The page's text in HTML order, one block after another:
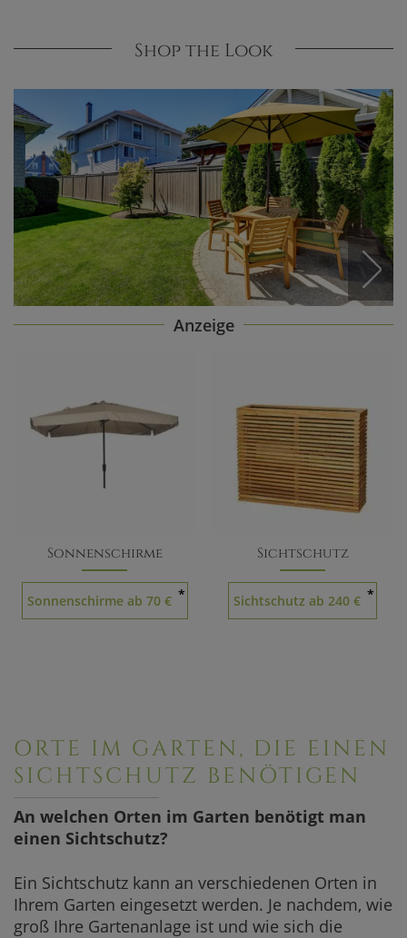
Shop the Look
Anzeige
Sonnenschirme
Sonnenschirme ab 70 € *
Sichtschutz
Sichtschutz ab 240 € *
ORTE IM GARTEN, DIE EINEN
SICHTSCHUTZ BENÖTIGEN
An welchen Orten im Garten benötigt man
einen Sichtschutz?
Ein Sichtschutz kann an verschiedenen Orten in
Ihrem Garten eingesetzt werden. Je nachdem, wie
groß Ihre Gartenanlage ist und wie sich die
Planung
Aufbau
Kosten für
Günstige
mit
Häufige